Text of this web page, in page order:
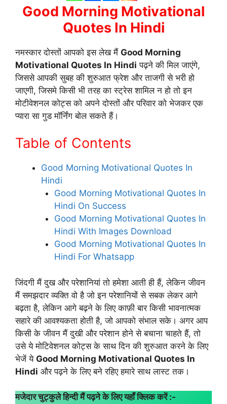
Good Morning Motivational
Quotes In Hindi
नमस्कार दोस्तों आपको इस लेख मैं Good Morning
Motivational Quotes In Hindi पढ़ने की मिल जाएंगे,
जिससे आपकी सुबह की शुरुआत फ्रेश और ताजगी से भरी हो
जाएगी, जिसमे किसी भी तरह का स्ट्रेस शामिल न हो तो इन
मोटीवेशनल कोट्स को अपने दोस्तों और परिवार को भेजकर एक
प्यारा सा गुड मॉर्निंग बोल सकते हैं।
Table of Contents
Good Morning Motivational Quotes In
Hindi
Good Morning Motivational Quotes In
Hindi On Success
Good Morning Motivational Quotes In
Hindi With Images Download
Good Morning Motivational Quotes In
Hindi For Whatsapp
जिंदगी मैं दुख और परेशानियां तो हमेशा आती ही हैं, लेकिन जीवन
मैं समझदार व्यक्ति वो है जो इन परेशानियों से सबक लेकर आगे
बढ़ता है, लेकिन आगे बढ़ने के लिए काफ़ी बार किसी भावनात्मक
सहारे की आवश्यकता होती है, जो आपको संभाल सके। अगर आप
किसी के जीवन मैं दुखी और परेशान होने से बचाना चाहते हैं, तो
उसे ये मोटिवेशनल कोट्स के साथ दिन की शुरुआत करने के लिए
भेजें ये Good Morning Motivational Quotes In
Hindi और पढ़ने के लिए बने रहिए हमारे साथ लास्ट तक।
मजेदार चुट्कुले हिन्दी मैं पढ़ने के लिए यहाँ क्लिक करें :-